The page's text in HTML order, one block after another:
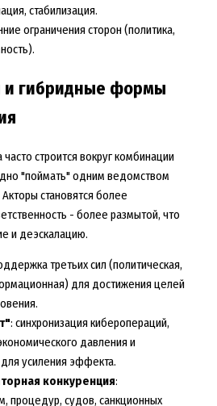
стабилизация.
ограничения сторон (политика,
и гибридные формы
строится вокруг комбинации
"поймать" одним ведомством
становятся более
- более размытой, что
и деэскалацию.
третьих сил (политическая,
для достижения целей
: синхронизация киберопераций,
давления и
усиления эффекта.
конкуренция:
процедур, судов, санкционных